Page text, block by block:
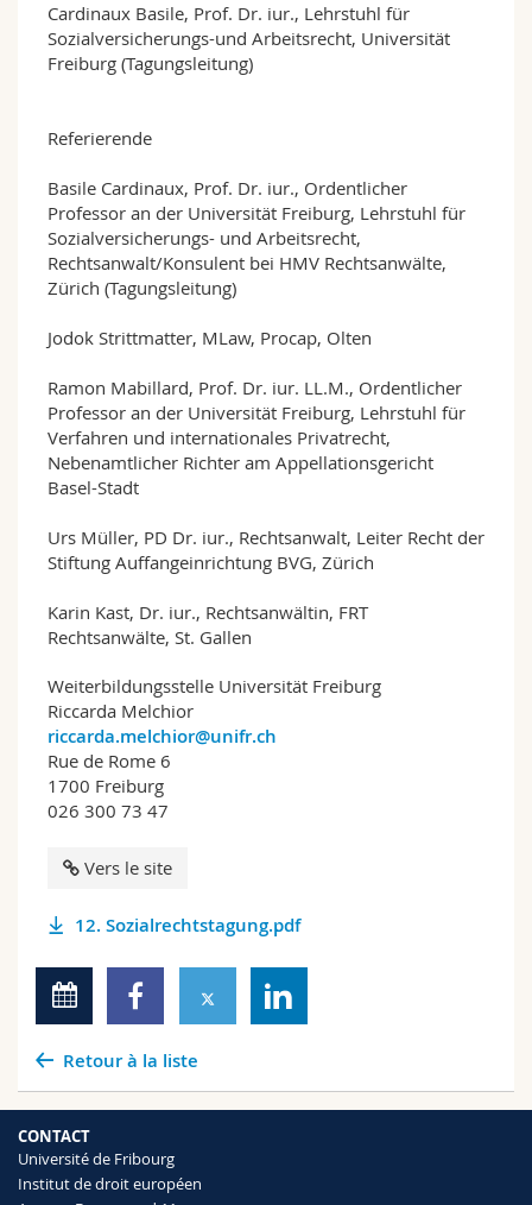
Cardinaux Basile, Prof. Dr. iur., Lehrstuhl für
Sozialversicherungs-und Arbeitsrecht, Universität
Freiburg (Tagungsleitung)
Referierende
Basile Cardinaux, Prof. Dr. iur., Ordentlicher
Professor an der Universität Freiburg, Lehrstuhl für
Sozialversicherungs- und Arbeitsrecht,
Rechtsanwalt/Konsulent bei HMV Rechtsanwälte,
Zürich (Tagungsleitung)
Jodok Strittmatter, MLaw, Procap, Olten
Ramon Mabillard, Prof. Dr. iur. LL.M., Ordentlicher
Professor an der Universität Freiburg, Lehrstuhl für
Verfahren und internationales Privatrecht,
Nebenamtlicher Richter am Appellationsgericht
Basel-Stadt
Urs Müller, PD Dr. iur., Rechtsanwalt, Leiter Recht der
Stiftung Auffangeinrichtung BVG, Zürich
Karin Kast, Dr. iur., Rechtsanwältin, FRT
Rechtsanwälte, St. Gallen
Weiterbildungsstelle Universität Freiburg
Riccarda Melchior
riccarda.melchior@unifr.ch
Rue de Rome 6
1700 Freiburg
026 300 73 47
Vers le site
12. Sozialrechtstagung.pdf
Retour à la liste
CONTACT
Université de Fribourg
Institut de droit européen